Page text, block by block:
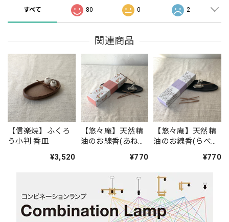
すべて 80 0 2
関連商品
【信楽焼】ふくろ
う小判 香皿
¥3,520
【悠々庵】天然精
油のお線香(あねも
¥770
【悠々庵】天然精
油のお線香(らべん
¥770